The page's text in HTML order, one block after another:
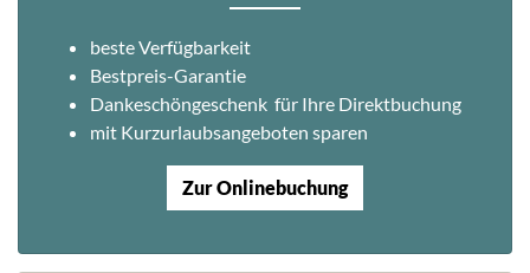
beste Verfügbarkeit
Bestpreis-Garantie
Dankeschöngeschenk für Ihre Direktbuchung
mit Kurzurlaubsangeboten sparen
Zur Onlinebuchung